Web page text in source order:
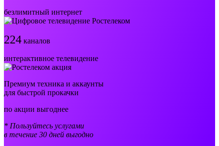
безлимитный интернет
224 каналов
интерактивное телевидение
Премиум техника и аккаунты
для быстрой прокачки
по акции выгоднее
* Пользуйтесь услугами
в течение 30 дней выгодно